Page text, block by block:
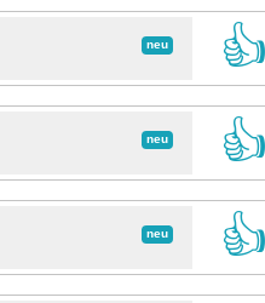
neu
👍
neu
👍
neu
👍